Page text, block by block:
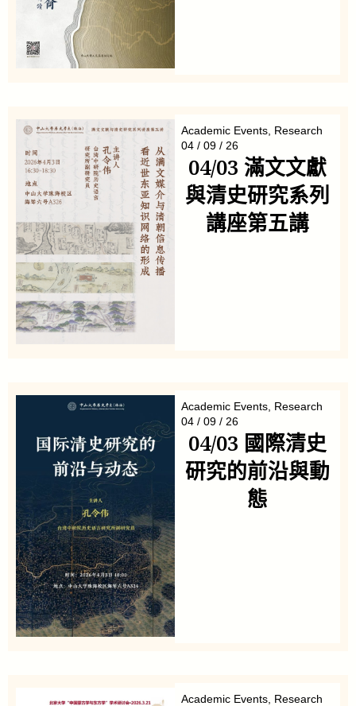
Academic Events, Research
04 / 09 / 26
04/03 滿文文獻
與清史研究系列
講座第五講
Academic Events, Research
04 / 09 / 26
04/03 國際清史
研究的前沿與動
態
Academic Events, Research